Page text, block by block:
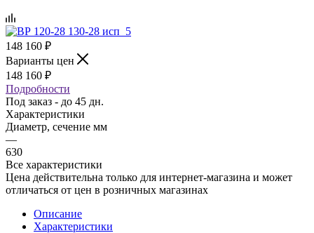
148 160 ₽
Варианты цен
148 160 ₽
Подробности
Под заказ - до 45 дн.
Характеристики
Диаметр, сечение мм
—
630
Все характеристики
Цена действительна только для интернет-магазина и может
отличаться от цен в розничных магазинах
Описание
Характеристики